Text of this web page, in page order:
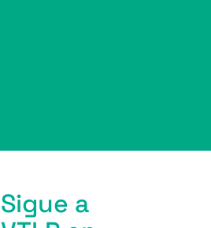
Sigue a